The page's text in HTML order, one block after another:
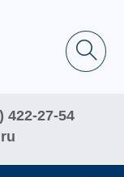
422-27-54